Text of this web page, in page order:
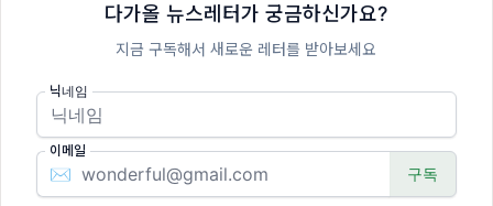
다가올 뉴스레터가 궁금하신가요?
지금 구독해서 새로운 레터를 받아보세요
닉네임
이메일
✉️